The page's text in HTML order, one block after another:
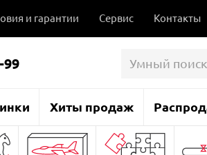
и гарантии Сервис Контакты
99
Хиты продаж